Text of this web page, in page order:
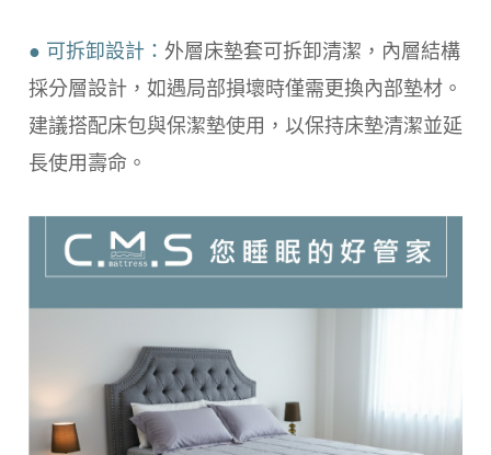
● 可拆卸設計： 外層床墊套可拆卸清潔，內層結構
採分層設計，如遇局部損壞時僅需更換內部墊材。
建議搭配床包與保潔墊使用，以保持床墊清潔並延
長使用壽命。